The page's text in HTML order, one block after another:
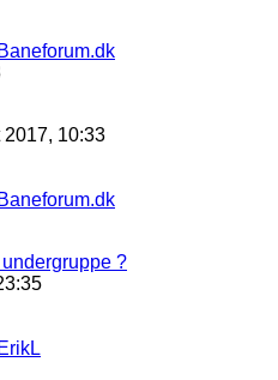
Baneforum.dk
2017, 10:33
Baneforum.dk
?
ErikL